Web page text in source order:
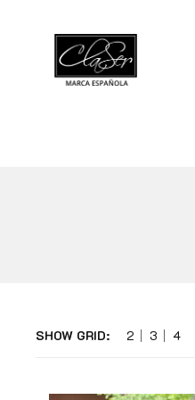
SHOW GRID: 2 3 4